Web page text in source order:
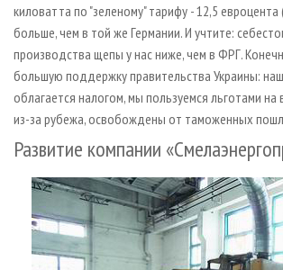
киловатта по "зеленому" тарифу - 12,5
больше, чем в той же Германии. И учтите:
производства щепы у нас ниже, чем в ФРГ.
большую поддержку правительства Украины:
облагается налогом, мы пользуемся льготами
из­-за рубежа, освобождены от таможенных
Развитие компании